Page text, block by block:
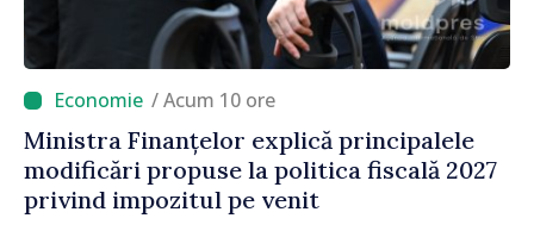
/ Acum 10 ore
Ministra Finanțelor explică principalele
modificări propuse la politica fiscală 2027
privind impozitul pe venit